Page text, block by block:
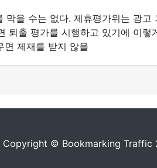
막을 수는 없다. 제휴평가위는 광
퇴출 평가를 시행하고 있기에 이
면 제재를 받지 않을
Copyright © Bookmarking Traffic